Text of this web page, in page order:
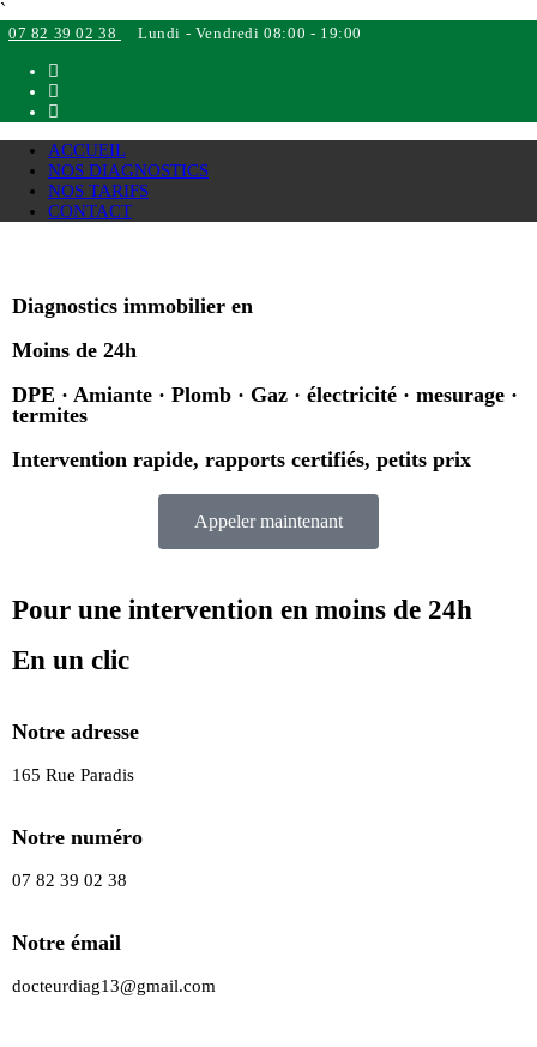
`
07 82 39 02 38 Lundi - Vendredi 08:00 - 19:00
ACCUEIL
NOS DIAGNOSTICS
NOS TARIFS
CONTACT
Diagnostics immobilier en
Moins de 24h
DPE · Amiante · Plomb · Gaz · électricité · mesurage ·
termites
Intervention rapide, rapports certifiés, petits prix
Appeler maintenant
Pour une intervention en moins de 24h
En un clic
Notre adresse
165 Rue Paradis
Notre numéro
07 82 39 02 38
Notre émail
docteurdiag13@gmail.com